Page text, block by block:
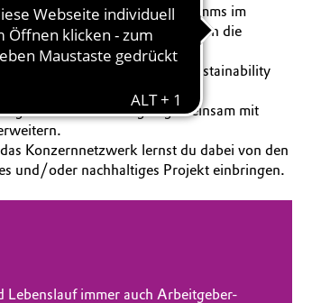
18-monatigen Traineeprogramms im
kennen. Gewinne Einblicke in die
(wie z.B. Marketing, Sustainability
teil. Diese erfolgen gemeinsam mit
Konzernnetzwerk lernst du dabei von den
und/oder nachhaltiges Projekt einbringen.
immer auch Arbeitgeber-